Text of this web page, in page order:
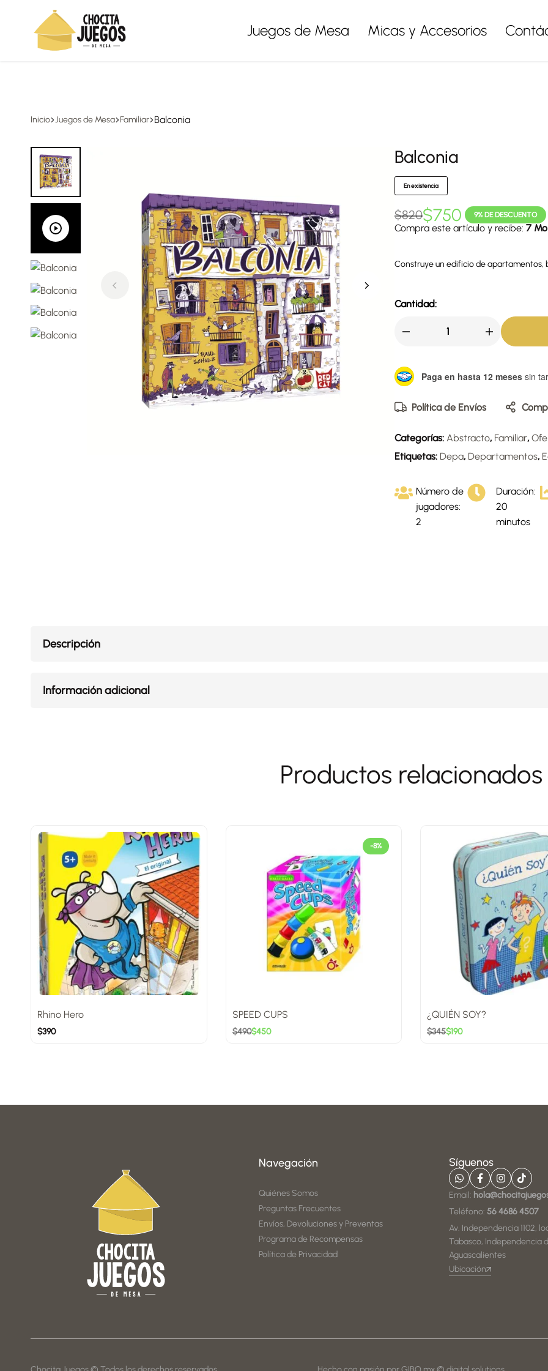
Envíos a todo México, gratis en compras desde $1,500
mesa
todas
las
edades
Juegos de Mesa Micas y Accesorios
Inicio Juegos de Mesa Familiar Balconia
Balconia
En existencia
$820$750 9% DE DESCUENTO
Compra este artículo y recibe: 7
Construye un edificio de apartamentos,
Cantidad:
Paga en hasta 12 meses sin
Política de Envíos
Categorías: Abstracto, Familiar,
Etiquetas: Depa, Departamentos,
Número de
jugadores:
2
Duración:
20
minutos
Descripción
Información adicional
Productos relacionados
Rhino Hero
$390
-8%
SPEED CUPS
$490$450
¿QUIÉN SOY?
$345$190
Navegación
Quiénes Somos
Preguntas Frecuentes
Envíos, Devoluciones y Preventas
Programa de Recompensas
Política de Privacidad
Síguenos
Email:
Teléfono:56 4686 4507
Av. Independencia 1102,
Tabasco, Independencia
Aguascalientes
Ubicación